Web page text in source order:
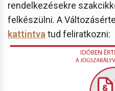
rendelkezésekre
felkészülni. A
kattintva tud feliratkozni: